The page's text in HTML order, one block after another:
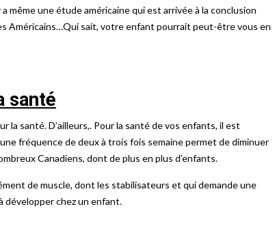
même une étude américaine qui est arrivée à la conclusion
Américains…Qui sait, votre enfant pourrait peut-être vous en
santé
santé. D’ailleurs,. Pour la santé de vos enfants, il est
fréquence de deux à trois fois semaine permet de diminuer
Canadiens, dont de plus en plus d’enfants.
de muscle, dont les stabilisateurs et qui demande une
chez un enfant.